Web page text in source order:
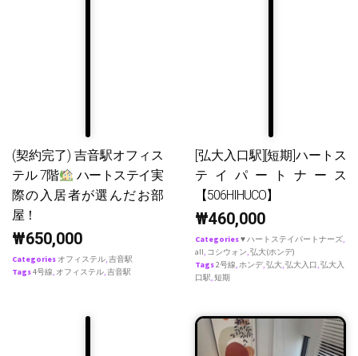
(契約完了) 吉音駅オフィス
テル 7階
ハートステイ実
際の入居者が選んだお部
屋！
₩650,000
Categories オフィステル,吉音駅
Tags4号線, オフィステル,吉音駅
[弘大入口駅][短期]ハートス
テイパートナース
【506HIHUCO】
₩460,000
Categories♥ ハートステイパートナーズ,
all, コシウォン,弘大(ホンデ)
Tags2号線,ホンデ,弘大,弘大入口,弘大入
口駅,短期